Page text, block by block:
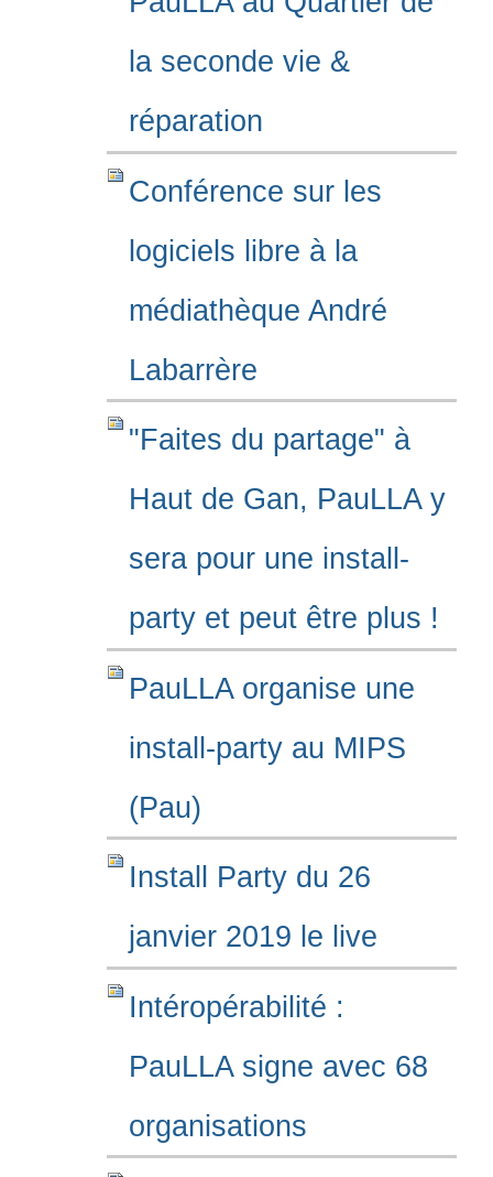
la seconde vie &
réparation
Conférence sur les
logiciels libre à la
médiathèque André
Labarrère
"Faites du partage" à
Haut de Gan, PauLLA y
sera pour une install-
party et peut être plus !
PauLLA organise une
install-party au MIPS
(Pau)
Install Party du 26
janvier 2019 le live
Intéropérabilité :
PauLLA signe avec 68
organisations